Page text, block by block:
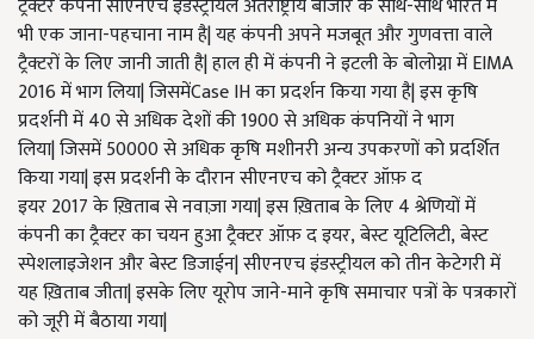
ट्रैक्टर कंपनी सीएनएच इंडस्ट्रीयल अंतराष्ट्रीय बाजार के साथ-साथ भारत में
भी एक जाना-पहचाना नाम है|यह कंपनी अपने मजबूत और गुणवत्ता वाले
ट्रैक्टरों के लिए जानी जाती है|हाल ही में कंपनी ने इटली के बोलोग्ना मेंEIMA
2016में भाग लिया|जिसमेंCase IHका प्रदर्शन किया गया है|इस कृषि
प्रदर्शनी में40से अधिक देशों की1900से अधिक कंपनियों ने भाग
लिया|जिसमें50000से अधिक कृषि मशीनरी अन्य उपकरणों को प्रदर्शित
किया गया|इस प्रदर्शनी के दौरान सीएनएच को ट्रैक्टर ऑफ़ द
इयर2017के ख़िताब से नवाज़ा गया|इस ख़िताब के लिए4श्रेणियों में
कंपनी का ट्रैक्टर का चयन हुआ ट्रैक्टर ऑफ़ द इयर,बेस्ट यूटिलिटी,बेस्ट
स्पेशलाइजेशन और बेस्ट डिजाईन|सीएनएच इंडस्ट्रीयल को तीन केटेगरी में
यह ख़िताब जीता|इसके लिए यूरोप जाने-माने कृषि समाचार पत्रों के पत्रकारों
को जूरी में बैठाया गया|